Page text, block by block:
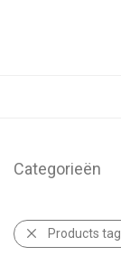
Categorieën
Products